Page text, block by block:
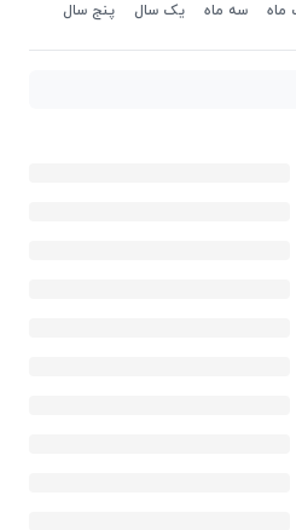
ماه سه ماه یک سال پنج سال